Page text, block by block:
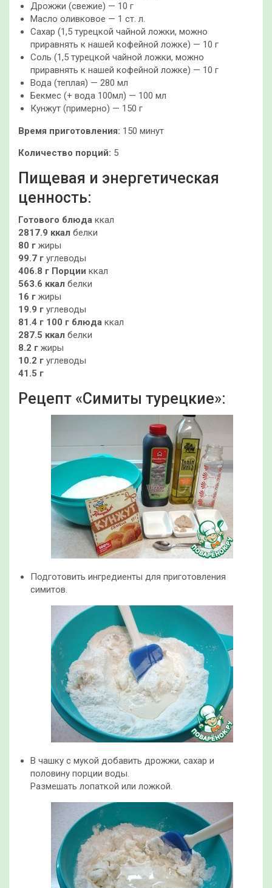
Дрожжи (свежие) — 10 г
Масло оливковое — 1 ст. л.
Сахар (1,5 турецкой чайной ложки, можно
приравнять к нашей кофейной ложке) — 10 г
Соль (1,5 турецкой чайной ложки, можно
приравнять к нашей кофейной ложке) — 10 г
Вода (теплая) — 280 мл
Бекмес (+ вода 100мл) — 100 мл
Кунжут (примерно) — 150 г
Время приготовления: 150 минут
Количество порций: 5
Пищевая и энергетическая
ценность:
Готового блюда ккал
2817.9 ккал белки
80 г жиры
99.7 г углеводы
406.8 г Порции ккал
563.6 ккал белки
16 г жиры
19.9 г углеводы
81.4 г 100 г блюда ккал
287.5 ккал белки
8.2 г жиры
10.2 г углеводы
41.5 г
Рецепт «Симиты турецкие»:
Подготовить ингредиенты для приготовления
симитов.
В чашку с мукой добавить дрожжи, сахар и
половину порции воды.
Размешать лопаткой или ложкой.